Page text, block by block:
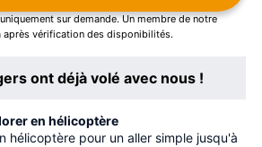
sur demande. Un membre de notre
après vérification des disponibilités.
ont déjà volé avec nous !
en hélicoptère
hélicoptère pour un aller simple jusqu'à